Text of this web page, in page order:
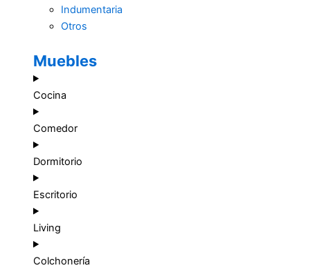
Indumentaria
Otros
Muebles
Cocina
Comedor
Dormitorio
Escritorio
Living
Colchonería